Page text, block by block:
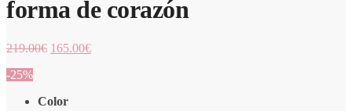
forma de corazón
219.00€ 165.00€
-25%
Color